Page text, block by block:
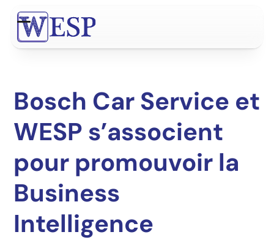
connexion
Open
Close
Bosch Car Service et
WESP s’associent
pour promouvoir la
Business
Intelligence